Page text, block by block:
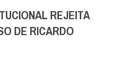
REJEITA
DE RICARDO